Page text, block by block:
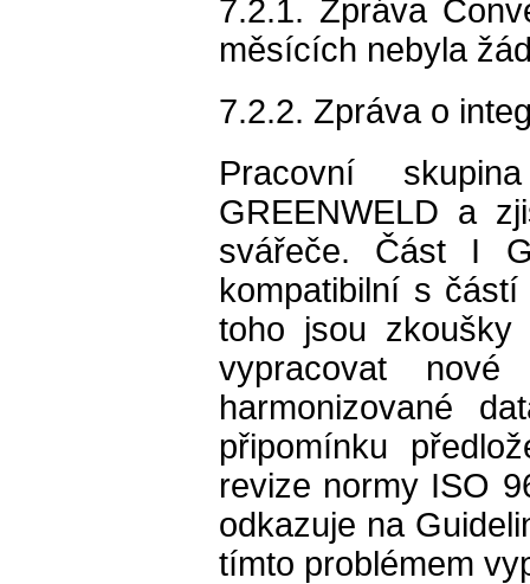
7.2.1. Zpráva
měsících nebyla
7.2.2. Zpráva o
Pracovní
GREENWELD a
svářeče. Část I
kompatibilní s
toho jsou
vypracovat
harmonizované
připomínku
revize normy ISO
odkazuje na
tímto problémem